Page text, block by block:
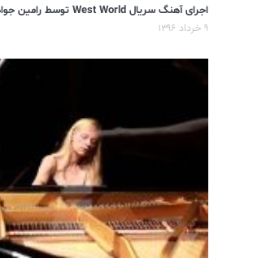
اجرای آهنگ سریال West World توسط رامین جوادی
۹ خرداد ۱۳۹۶